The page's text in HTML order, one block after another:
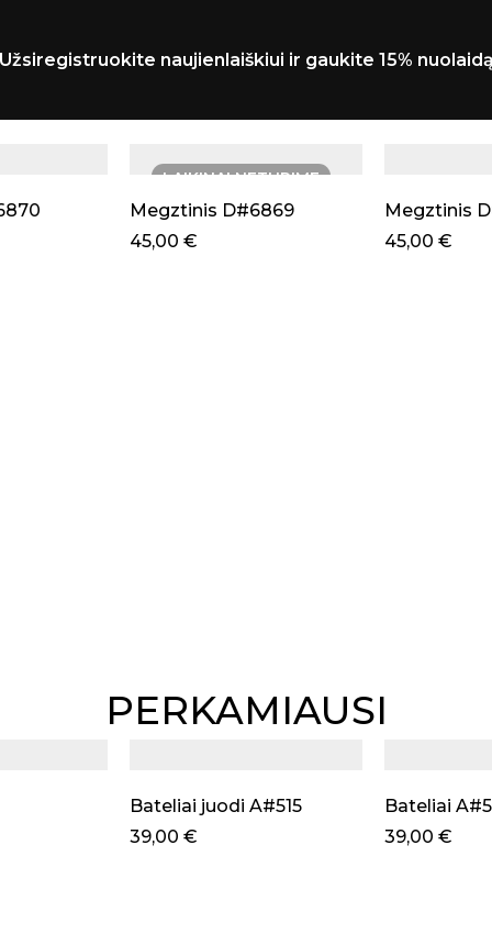
naujienlaiškiui ir gaukite 15% nuolaidą
LAIKINAI NETURIME
Megztinis D#6869
45,00 €
Megztinis
45,00 €
PERKAMIAUSI
Bateliai juodi A#515
39,00 €
Bateliai
39,00 €